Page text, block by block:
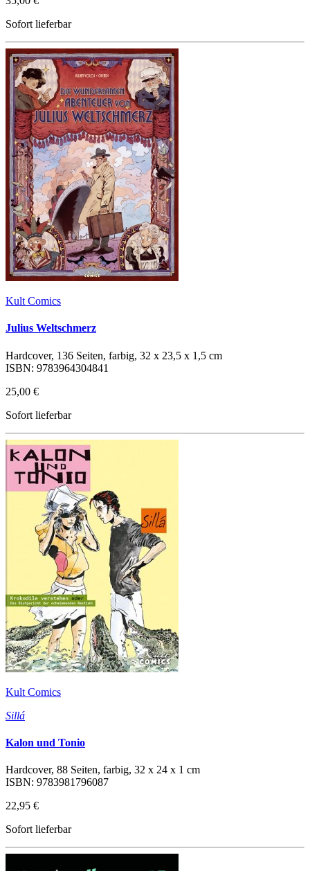
Sofort lieferbar
Kult Comics
Julius Weltschmerz
Hardcover, 136 Seiten, farbig, 32 x 23,5 x 1,5 cm
ISBN: 9783964304841
25,00 €
Sofort lieferbar
Kult Comics
Sillá
Kalon und Tonio
Hardcover, 88 Seiten, farbig, 32 x 24 x 1 cm
ISBN: 9783981796087
22,95 €
Sofort lieferbar